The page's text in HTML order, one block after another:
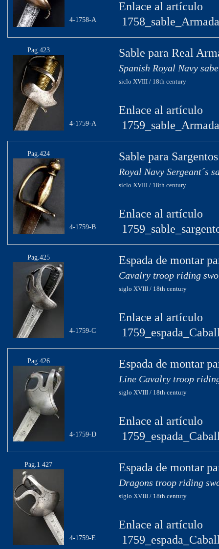
4-1758-A
Enlace al artículo
Pag.423
4-1759-A
Sable para Real
Spanish Royal Navy
siclo XVIII / 18th century
Enlace al artículo
Pag.424
4-1759-B
Sable para
Royal Navy Sergeant´s
siclo XVIII / 18th century
Enlace al artículo
Pag.425
4-1759-C
Espada de montar
Cavalry troop riding
siglo XVIII / 18th century
Enlace al artículo
Pag.426
4-1759-D
Espada de montar
Line Cavalry troop
siglo XVIII / 18th century
Enlace al artículo
Pag.1 427
4-1759-E
Espada de montar
Dragons troop riding
siglo XVIII / 18th century
Enlace al artículo